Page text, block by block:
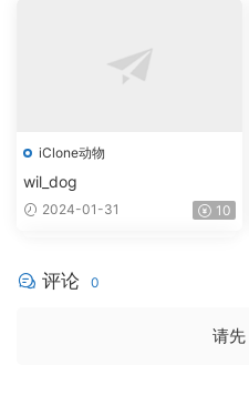
iClone动物
wil_dog
2024-01-31 10
评论 0
请先